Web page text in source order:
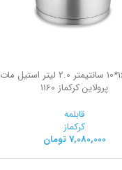
قابلمه 16*10 سانتیمتر 2.0 لیتر استیل مات
پرولاین کرکماز 1160
قابلمه
کرکماز
7,080,000 تومان